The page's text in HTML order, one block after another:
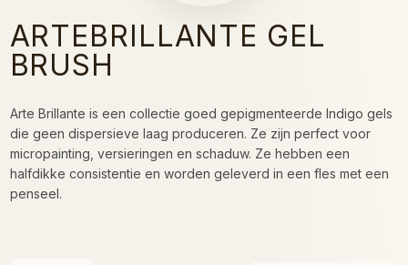
ARTEBRILLANTE GEL
BRUSH
Arte Brillante is een collectie goed gepigmenteerde Indigo gels
die geen dispersieve laag produceren. Ze zijn perfect voor
micropainting, versieringen en schaduw. Ze hebben een
halfdikke consistentie en worden geleverd in een fles met een
penseel.